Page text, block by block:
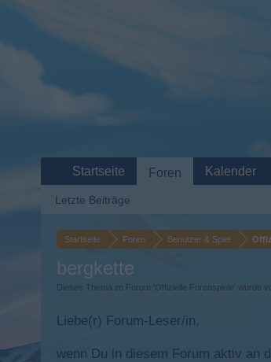
Startseite Foren Benutzer & Spiel
bergkette
Dieses Thema im Forum ' Offizielle Forenspiele ' wurde
Liebe(r) Forum-Leser/in,
wenn Du in diesem Forum aktiv an
Startseite Foren
Letzte Beiträge
Kalender